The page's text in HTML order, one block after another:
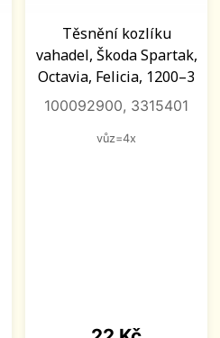
Těsnění kozlíku
vahadel, Škoda Spartak,
Octavia, Felicia, 1200–3
100092900, 3315401
vůz=4x
Cena